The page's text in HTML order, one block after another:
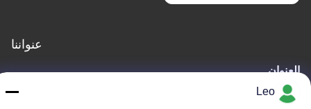
عنواننا
العنوان
رقم 1700 ، القسم الشمالي من شارع تيانفو ، منطقة التكنولوجيا الفائقة Leo